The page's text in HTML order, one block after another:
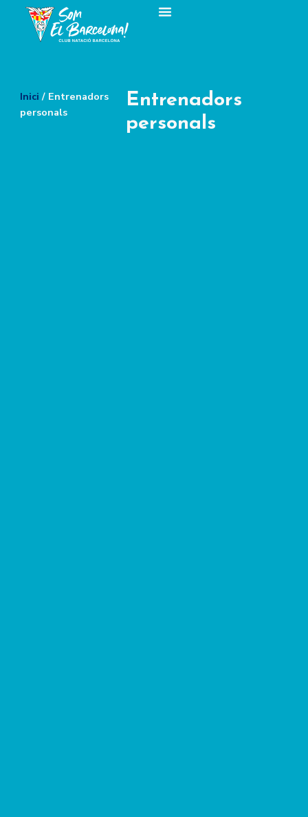
Inici / Entrenadors
personals
Entrenadors
personals